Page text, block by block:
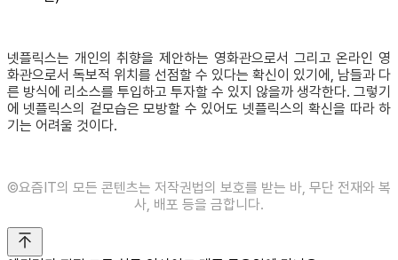
넷플릭스는 개인의 취향을 제안하는 영화관으로서 그리고 온라인 영
화관으로서 독보적 위치를 선점할 수 있다는 확신이 있기에, 남들과 다
른 방식에 리소스를 투입하고 투자할 수 있지 않을까 생각한다. 그렇기
에 넷플릭스의 겉모습은 모방할 수 있어도 넷플릭스의 확신을 따라 하
기는 어려울 것이다.
©️요즘IT의 모든 콘텐츠는 저작권법의 보호를 받는 바, 무단 전재와 복
사, 배포 등을 금합니다.